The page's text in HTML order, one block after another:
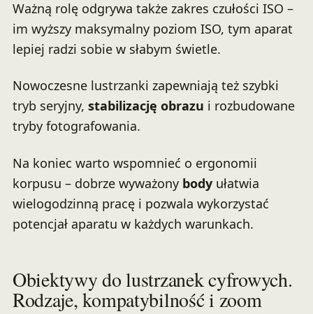
Ważną rolę odgrywa także zakres czułości ISO –
im wyższy maksymalny poziom ISO, tym aparat
lepiej radzi sobie w słabym świetle.
Nowoczesne lustrzanki zapewniają też szybki
tryb seryjny, stabilizację obrazu i rozbudowane
tryby fotografowania.
Na koniec warto wspomnieć o ergonomii
korpusu – dobrze wyważony bodyułatwia
wielogodzinną pracę i pozwala wykorzystać
potencjał aparatu w każdych warunkach.
Obiektywy do lustrzanek cyfrowych.
Rodzaje, kompatybilność i zoom